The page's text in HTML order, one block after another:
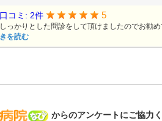
病院なび
からのアンケートにご協力く
口コミ: 2件 5
しっかりとした問診をして頂けましたのでお勧め
きを読む